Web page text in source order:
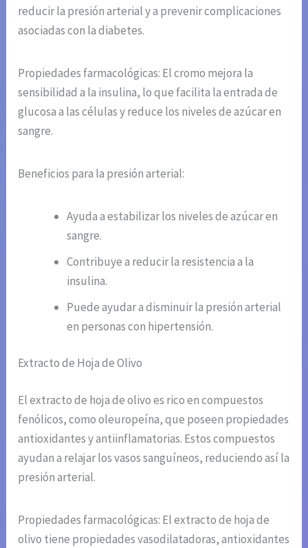
reducir la presión arterial y a prevenir complicaciones
asociadas con la diabetes.
Propiedades farmacológicas: El cromo mejora la
sensibilidad a la insulina, lo que facilita la entrada de
glucosa a las células y reduce los niveles de azúcar en
sangre.
Beneficios para la presión arterial:
Ayuda a estabilizar los niveles de azúcar en
sangre.
Contribuye a reducir la resistencia a la
insulina.
Puede ayudar a disminuir la presión arterial
en personas con hipertensión.
Extracto de Hoja de Olivo
El extracto de hoja de olivo es rico en compuestos
fenólicos, como oleuropeína, que poseen propiedades
antioxidantes y antiinflamatorias. Estos compuestos
ayudan a relajar los vasos sanguíneos, reduciendo así la
presión arterial.
Propiedades farmacológicas: El extracto de hoja de
olivo tiene propiedades vasodilatadoras, antioxidantes